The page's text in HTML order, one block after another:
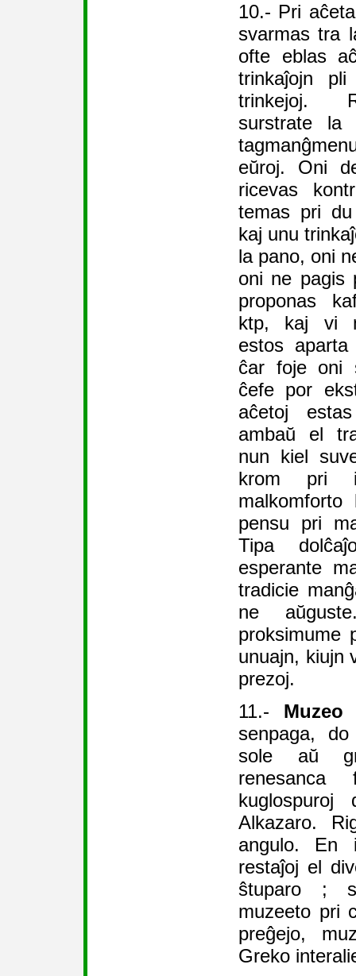
10.- Pri
svarmas tra
ofte eblas
trinkaĵojn
trinkejoj.
surstrate la
eŭroj. Oni
ricevas
temas pri
kaj unu
la pano, oni
oni ne pagis
proponas
ktp, kaj vi
estos
ĉar foje oni
ĉefe por
aĉetoj
ambaŭ el
nun kiel
krom pri
malkomforto
pensu pri
Tipa
esperante
tradicie
ne
proksimume
unuajn, kiujn
prezoj.
11.- Muzeo
senpaga,
sole aŭ
renesanca
Alkazaro.
angulo. En
restaĵoj el
ŝtuparo ;
muzeeto pri
preĝejo,
Greko